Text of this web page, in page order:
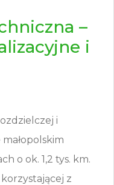
–
i
i
o ok. 1,2 tys. km.
z